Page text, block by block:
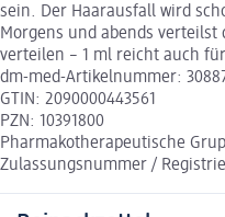
sein. Der Haarausfall wird
Morgens und abends
verteilen – 1 ml reicht auch
dm-med-Artikelnummer:
GTIN: 2090000443561
PZN: 10391800
Pharmakotherapeutische
Zulassungsnummer /